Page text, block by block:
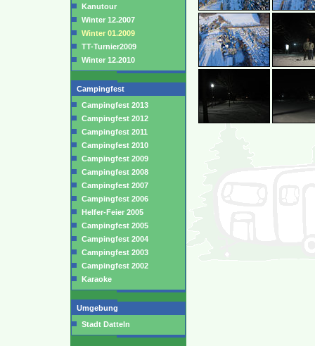
Kanutour
Winter 12.2007
Winter 01.2009
TT-Turnier2009
Winter 12.2010
Campingfest
Campingfest 2013
Campingfest 2012
Campingfest 2011
Campingfest 2010
Campingfest 2009
Campingfest 2008
Campingfest 2007
Campingfest 2006
Helfer-Feier 2005
Campingfest 2005
Campingfest 2004
Campingfest 2003
Campingfest 2002
Karaoke
Umgebung
Stadt Datteln